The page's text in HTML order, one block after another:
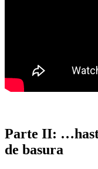
Parte II:
de basura